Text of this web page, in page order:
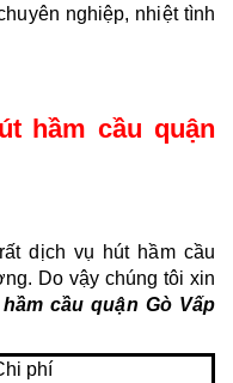
nghiệp, nhiệt tình
hầm cầu quận
dịch vụ hút hầm cầu
Do vậy chúng tôi xin
cầu quận Gò Vấp
phí